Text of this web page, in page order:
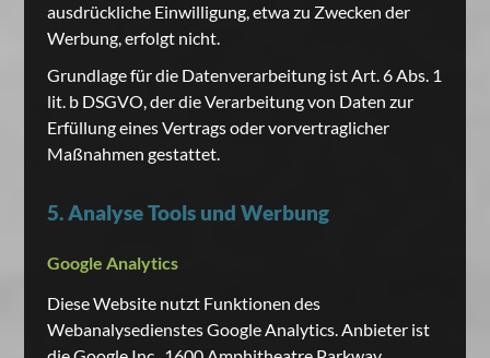
ausdrückliche Einwilligung, etwa zu Zwecken der
Werbung, erfolgt nicht.
Grundlage für die Datenverarbeitung ist Art. 6 Abs. 1
lit. b DSGVO, der die Verarbeitung von Daten zur
Erfüllung eines Vertrags oder vorvertraglicher
Maßnahmen gestattet.
5. Analyse Tools und Werbung
Google Analytics
Diese Website nutzt Funktionen des
Webanalysedienstes Google Analytics. Anbieter ist